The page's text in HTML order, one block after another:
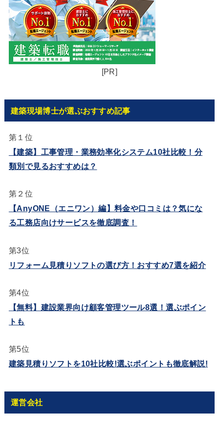
[PR]
建築現場博士が選ぶおすすめ記事
第１位
【建築】工事管理・業務効率化システム10社比較！分
類別で見るおすすめは？
第２位
【AnyONE（エニワン）編】料金や口コミは？気にな
る工務店向けサービスを徹底調査！
第3位
リフォーム見積りソフトの選び方！おすすめ7選を紹介
第4位
【無料】建設業界向け顧客管理ツール8選！選ぶポイン
トも
第5位
建築見積りソフトを10社比較!選ぶポイントも徹底解説!
運営会社